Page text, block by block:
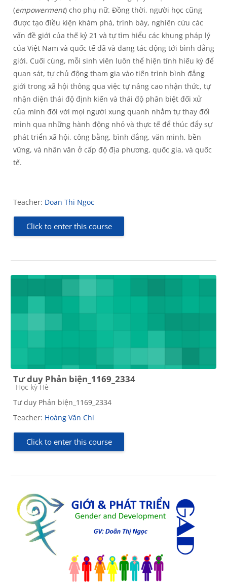
(empowerment) cho phụ nữ. Đồng thời, người học cũng
được tạo điều kiện khám phá, trình bày, nghiên cứu các
vấn đề giới của thế kỷ 21 và tự tìm hiểu các khung pháp lý
của Việt Nam và quốc tế đã và đang tác động tới bình đẳng
giới. Cuối cùng, mỗi sinh viên luôn thể hiện tính hiếu kỳ để
quan sát, tự chủ động tham gia vào tiến trình bình đẳng
giới trong xã hội thông qua việc tự nâng cao nhận thức, tự
nhận diện thái độ định kiến và thái độ phân biệt đối xử
của mình đối với mọi người xung quanh nhằm tự thay đổi
mình qua những hành động nhỏ và thực tế để thúc đẩy sự
phát triển xã hội, công bằng, bình đẳng, văn minh, bền
vững, và nhân văn ở cấp độ địa phương, quốc gia, và quốc
tế.
Teacher: Doan Thi Ngoc
Click to enter this course
Tư duy Phản biện_1169_2334
Course category
Học kỳ Hè
Tư duy Phản biện_1169_2334
Teacher: Hoàng Văn Chi
Click to enter this course